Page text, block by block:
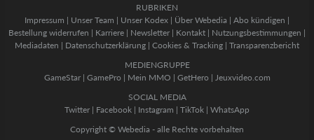
RUBRIKEN
Impressum | Unser Team | Unser Kodex | Über Webedia | Abo kündigen |
Bestellung widerrufen | Karriere | Newsletter | Kontakt | Nutzungsbestimmungen |
Mediadaten | Datenschutzerklärung | Cookies & Tracking | Transparenzbericht
MEDIENGRUPPE
GameStar| GamePro | Mein MMO | GetHero | Jeuxvideo.com
SOCIAL MEDIA
Twitter | Facebook | Instagram | TikTok | WhatsApp
Copyright © Webedia - alle Rechte vorbehalten